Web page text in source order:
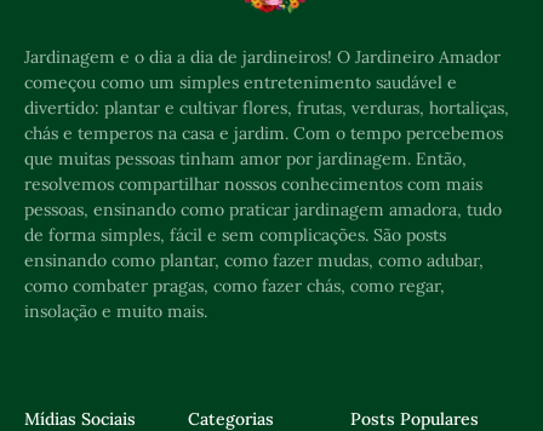
Jardinagem e o dia a dia de jardineiros! O Jardineiro Amador
começou como um simples entretenimento saudável e
divertido: plantar e cultivar flores, frutas, verduras, hortaliças,
chás e temperos na casa e jardim. Com o tempo percebemos
que muitas pessoas tinham amor por jardinagem. Então,
resolvemos compartilhar nossos conhecimentos com mais
pessoas, ensinando como praticar jardinagem amadora, tudo
de forma simples, fácil e sem complicações. São posts
ensinando como plantar, como fazer mudas, como adubar,
como combater pragas, como fazer chás, como regar,
insolação e muito mais.
Mídias Sociais Categorias Posts Populares